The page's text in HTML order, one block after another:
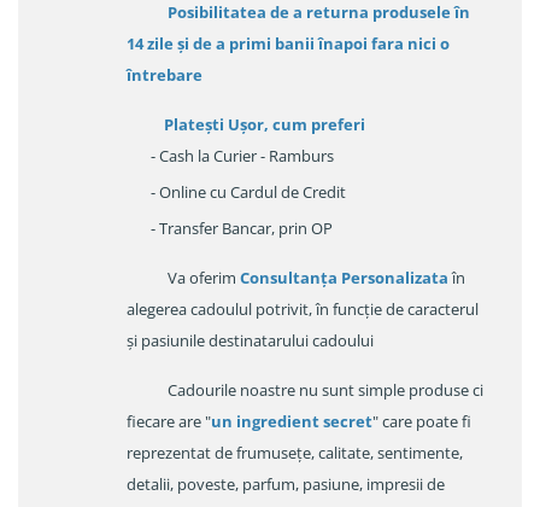
Posibilitatea de a returna produsele în
14 zileși de a primi banii înapoi fara nici o
întrebare
Platești Ușor, cum preferi
- Cash la Curier - Ramburs
- Online cu Cardul de Credit
- Transfer Bancar, prin OP
Va oferim Consultanța Personalizataîn
alegerea cadoulul potrivit, în funcție de caracterul
și pasiunile destinatarului cadoului
Cadourile noastre nu sunt simple produse ci
fiecare are "un ingredient secret" care poate fi
reprezentat de frumusețe, calitate, sentimente,
detalii, poveste, parfum, pasiune, impresii de